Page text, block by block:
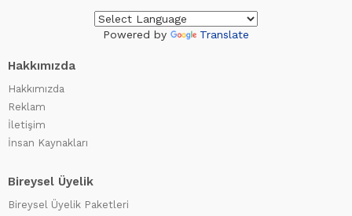
Powered by Translate
Hakkımızda
Hakkımızda
Reklam
İletişim
İnsan Kaynakları
Bireysel Üyelik
Bireysel Üyelik Paketleri